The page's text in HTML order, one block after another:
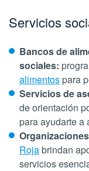
Servicios
Bancos de
sociales:
alimentospara
Servicios de
deorientación
para ayudarte a
Rojabrindan
servicios